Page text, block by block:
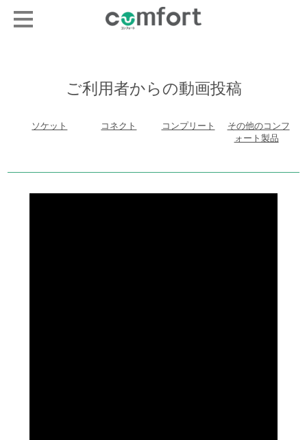
ご利用者からの動画投稿
ソケット コネクト コンプリート
その他のコンフ
ォート製品